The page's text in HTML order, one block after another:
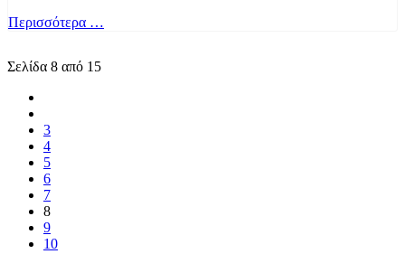
Περισσότερα …
Σελίδα 8 από 15
3
4
5
6
7
8
9
10